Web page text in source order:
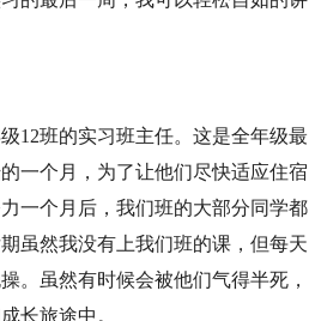
12班的实习班主任。这是全年级最
一个月，为了让他们尽快适应住宿
一个月后，我们班的大部分同学都
虽然我没有上我们班的课，但每天
。虽然有时候会被他们气得半死，
长旅途中。